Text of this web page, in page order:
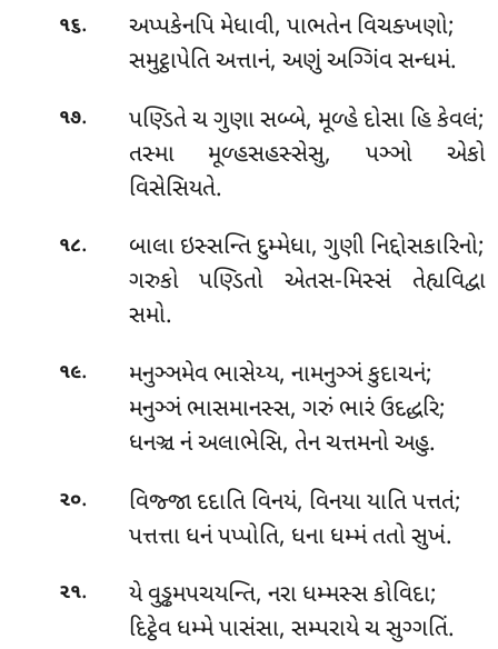
૧૬.
અપ્પકેનપિ મેધાવી, પાભતેન વિચક્ખણો;
સમુટ્ઠાપેતિ અત્તાનં, અણું અગ્ગિંવ સન્ધમં.
૧૭. પણ્ડિતેચ ગુણા સબ્બે, મૂળ્હે દોસા હિ કેવલં;
તસ્મા મૂળ્હસહસ્સેસુ, પઞ્ઞો એકો
વિસેસિયતે.
૧૮. બાલા ઇસ્સન્તિ દુમ્મેધા, ગુણી નિદ્દોસકારિનો;
ગરુકો પણ્ડિતો એતસ-મિસ્સં તેહ્યવિદ્વા
સમો.
૧૯. મનુઞ્ઞમેવ ભાસેય્ય, નામનુઞ્ઞં કુદાચનં;
મનુઞ્ઞં ભાસમાનસ્સ, ગરું ભારં ઉદદ્ધરિ;
ધનઞ્ચ નં અલાભેસિ, તેન ચત્તમનો અહુ.
૨૦. વિજ્જા દદાતિ વિનયં, વિનયા યાતિ પત્તતં;
પત્તત્તા ધનં પપ્પોતિ, ધના ધમ્મં તતો સુખં.
૨૧.
યે વુડ્ઢમપચયન્તિ, નરા ધમ્મસ્સ કોવિદા;
દિટ્ઠેવ ધમ્મે પાસંસા, સમ્પરાયે ચ સુગ્ગતિં.